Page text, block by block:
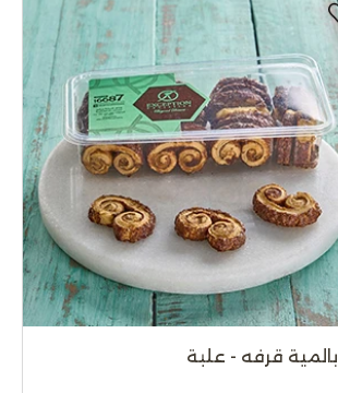
بالمية قرفه - علبة